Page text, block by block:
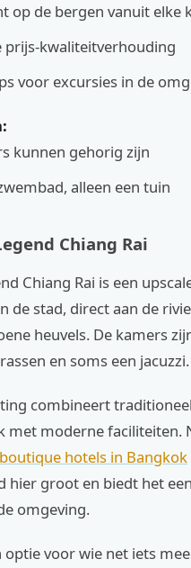
op de bergen vanuit elke
prijs-kwaliteitverhouding
voor excursies in de
kunnen gehorig zijn
alleen een tuin
Chiang Rai
Chiang Rai is een
de stad, direct aan de
heuvels. De kamers
en soms een jacuzzi.
combineert
met moderne faciliteiten.
hotels in Bangkok
hier groot en biedt het
omgeving.
optie voor wie net iets